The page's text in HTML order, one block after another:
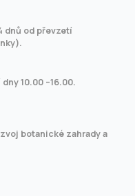
dnů od převzetí
10.00 –16.00.
botanické zahrady a